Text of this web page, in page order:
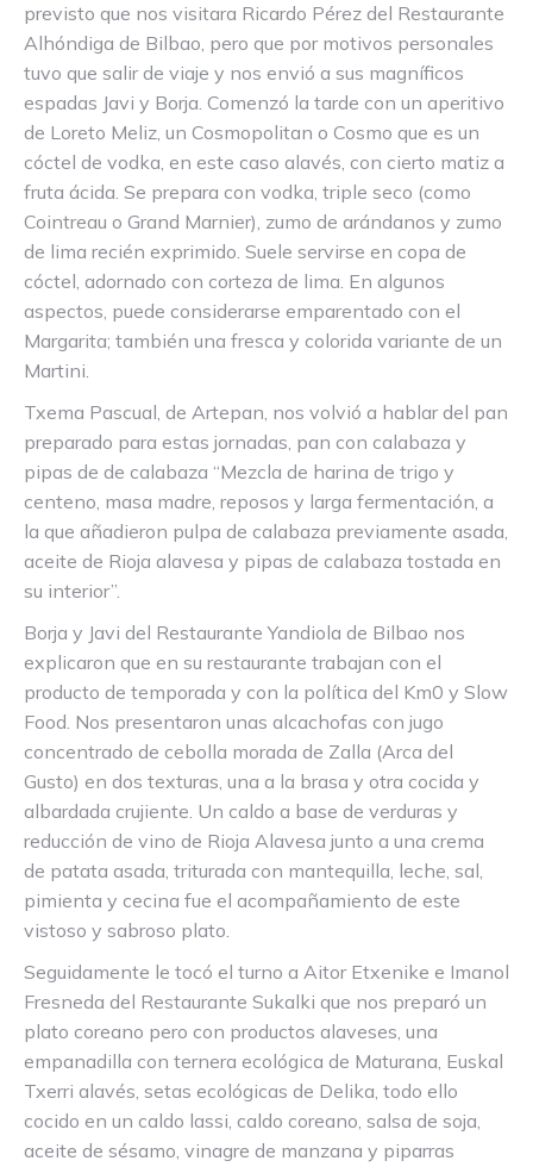
previsto que nos visitara Ricardo Pérez del Restaurante
Alhóndiga de Bilbao, pero que por motivos personales
tuvo que salir de viaje y nos envió a sus magníficos
espadas Javi y Borja. Comenzó la tarde con un aperitivo
de Loreto Meliz, un Cosmopolitan o Cosmo que es un
cóctel de vodka, en este caso alavés, con cierto matiz a
fruta ácida. Se prepara con vodka, triple seco (como
Cointreau o Grand Marnier), zumo de arándanos y zumo
de lima recién exprimido. Suele servirse en copa de
cóctel, adornado con corteza de lima. En algunos
aspectos, puede considerarse emparentado con el
Margarita; también una fresca y colorida variante de un
Martini.
Txema Pascual, de Artepan, nos volvió a hablar del pan
preparado para estas jornadas, pan con calabaza y
pipas de de calabaza “Mezcla de harina de trigo y
centeno, masa madre, reposos y larga fermentación, a
la que añadieron pulpa de calabaza previamente asada,
aceite de Rioja alavesa y pipas de calabaza tostada en
su interior”.
Borja y Javi del Restaurante Yandiola de Bilbao nos
explicaron que en su restaurante trabajan con el
producto de temporada y con la política del Km0 y Slow
Food. Nos presentaron unas alcachofas con jugo
concentrado de cebolla morada de Zalla (Arca del
Gusto) en dos texturas, una a la brasa y otra cocida y
albardada crujiente. Un caldo a base de verduras y
reducción de vino de Rioja Alavesa junto a una crema
de patata asada, triturada con mantequilla, leche, sal,
pimienta y cecina fue el acompañamiento de este
vistoso y sabroso plato.
Seguidamente le tocó el turno a Aitor Etxenike e Imanol
Fresneda del Restaurante Sukalki que nos preparó un
plato coreano pero con productos alaveses, una
empanadilla con ternera ecológica de Maturana, Euskal
Txerri alavés, setas ecológicas de Delika, todo ello
cocido en un caldo lassi, caldo coreano, salsa de soja,
aceite de sésamo, vinagre de manzana y piparras